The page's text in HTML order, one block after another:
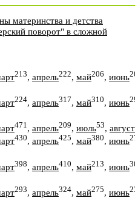
материнства и детства
поворот" в сложной
213, апрель222, май206, июнь
224, апрель317, май310, июнь
471, апрель209, июль53, август
430, апрель425, май380, июнь
398, апрель410, май213, июнь
293, апрель324, май275, июнь